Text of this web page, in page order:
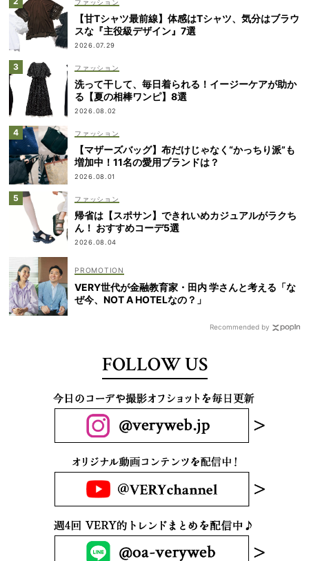
ファッション
【甘Tシャツ最前線】体感はTシャツ、気分はブラウ
スな『主役級デザイン』7選
2026.07.29
ファッション
洗って干して、毎日着られる！イージーケアが助か
る【夏の相棒ワンピ】8選
2026.08.02
ファッション
【マザーズバッグ】布だけじゃなく“かっちり派”も
増加中！11名の愛用ブランドは？
2026.08.01
ファッション
帰省は【スポサン】できれいめカジュアルがラクち
ん！ おすすめコーデ5選
2026.08.04
VERY世代が金融教育家・田内 学さんと考える「な
ぜ今、NOT A HOTELなの？」
Recommended by
FOLLOW US